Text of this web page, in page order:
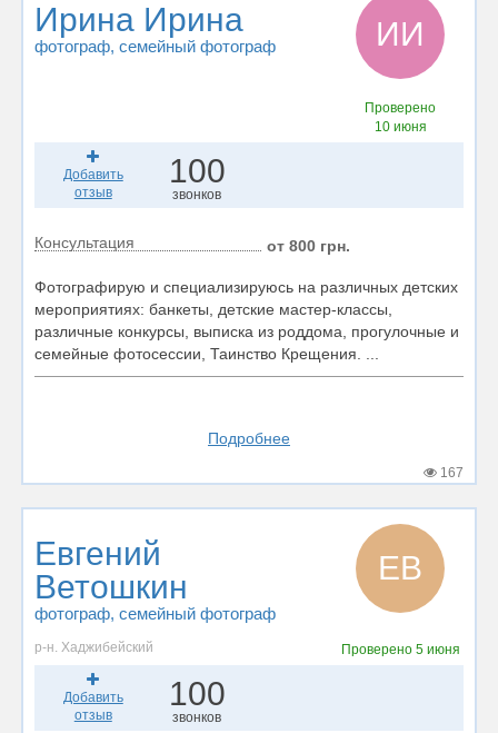
Ирина Ирина
фотограф, семейный фотограф ИИ
Проверено
10 июня
Добавить
отзыв
100
звонков
Консультация от 800 грн.
Фотографирую и специализируюсь на различных детских
мероприятиях: банкеты, детские мастер-классы,
различные конкурсы, выписка из роддома, прогулочные и
семейные фотосессии, Таинство Крещения. ...
Подробнее
167
Евгений
Ветошкин
фотограф, семейный фотограф
ЕВ
р-н. Хаджибейский Проверено 5 июня
Добавить
отзыв
100
звонков